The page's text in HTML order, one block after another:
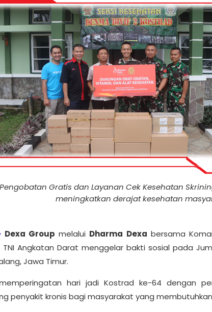
Gratis dan Layanan Cek Kesehatan
meningkatkan derajat kesehatan
Dexa Group melalui Dharma Dexa bersama
Angkatan Darat menggelar bakti sosial pada
Jawa Timur.
hari jadi Kostrad ke-64 dengan
penyakit kronis bagi masyarakat yang